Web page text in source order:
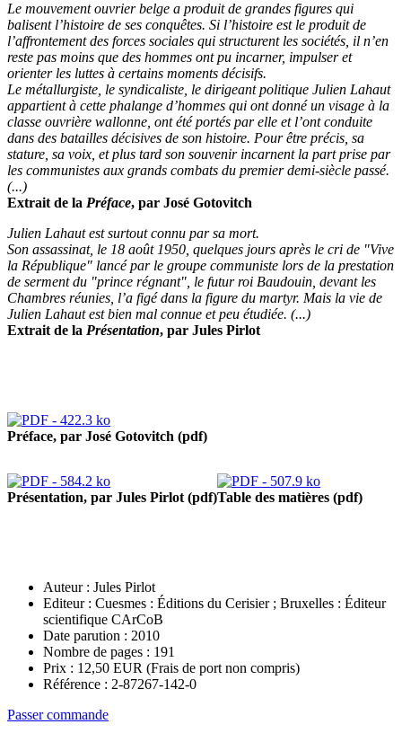
Le mouvement ouvrier belge a produit de grandes figures qui
balisent l’histoire de ses conquêtes. Si l’histoire est le produit de
l’affrontement des forces sociales qui structurent les sociétés, il n’en
reste pas moins que des hommes ont pu incarner, impulser et
orienter les luttes à certains moments décisifs.
Le métallurgiste, le syndicaliste, le dirigeant politique Julien Lahaut
appartient à cette phalange d’hommes qui ont donné un visage à la
classe ouvrière wallonne, ont été portés par elle et l’ont conduite
dans des batailles décisives de son histoire. Pour être précis, sa
stature, sa voix, et plus tard son souvenir incarnent la part prise par
les communistes aux grands combats du premier demi-siècle passé.
(...)
Extrait de la Préface, par José Gotovitch
Julien Lahaut est surtout connu par sa mort.
Son assassinat, le 18 août 1950, quelques jours après le cri de "Vive
la République" lancé par le groupe communiste lors de la prestation
de serment du "prince régnant", le futur roi Baudouin, devant les
Chambres réunies, l’a figé dans la figure du martyr. Mais la vie de
Julien Lahaut est bien mal connue et peu étudiée. (...)
Extrait de la Présentation, par Jules Pirlot
Préface, par José Gotovitch (pdf)
Présentation, par Jules Pirlot (pdf)Table des matières (pdf)
Auteur : Jules Pirlot
Editeur : Cuesmes : Éditions du Cerisier ; Bruxelles : Éditeur
scientifique CArCoB
Date parution : 2010
Nombre de pages : 191
Prix : 12,50 EUR (Frais de port non compris)
Référence : 2-87267-142-0
Passer commande